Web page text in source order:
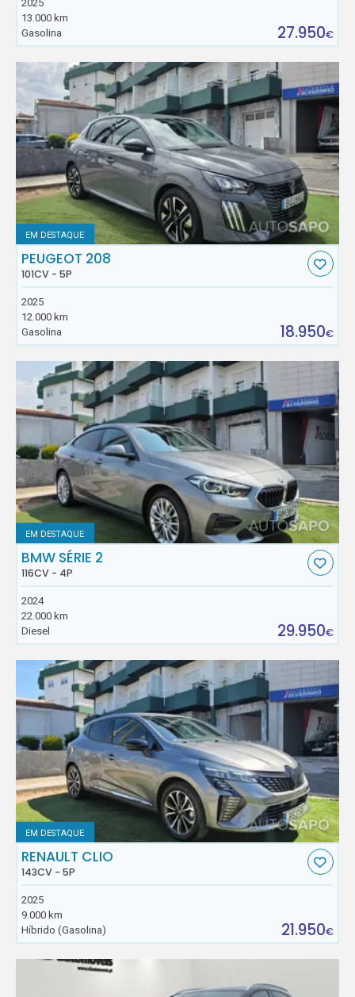
2025
13.000 km
Gasolina
27.950€
EM DESTAQUE
PEUGEOT 208
101CV - 5P
2025
12.000 km
Gasolina
18.950€
EM DESTAQUE
BMW SÉRIE 2
116CV - 4P
2024
22.000 km
Diesel
29.950€
EM DESTAQUE
RENAULT CLIO
143CV - 5P
2025
9.000 km
Híbrido (Gasolina)
21.950€